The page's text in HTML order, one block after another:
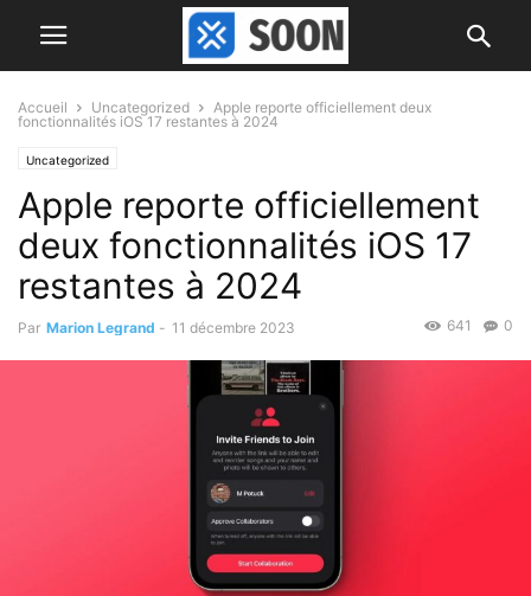
Accueil Uncategorized
Apple reporte officiellement deux
fonctionnalités iOS 17 restantes à 2024
Uncategorized
Apple reporte officiellement
deux fonctionnalités iOS 17
restantes à 2024
Par Marion Legrand - 11 décembre 2023 0
641